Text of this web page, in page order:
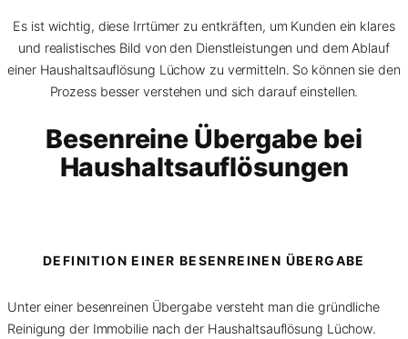
Es ist wichtig, diese Irrtümer zu entkräften, um Kunden ein klares
und realistisches Bild von den Dienstleistungen und dem Ablauf
einer Haushaltsauflösung Lüchow zu vermitteln. So können sie den
Prozess besser verstehen und sich darauf einstellen.
Besenreine Übergabe bei
Haushaltsauflösungen
DEFINITION EINER BESENREINEN ÜBERGABE
Unter einer besenreinen Übergabe versteht man die gründliche
Reinigung der Immobilie nach der Haushaltsauflösung Lüchow.